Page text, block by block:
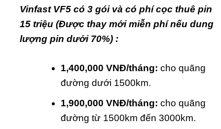
Vinfast VF5 có 3 gói và có phí cọc thuê pin
15 triệu (Được thay mới miễn phí nếu dung
lượng pin dưới 70%) :
1,400,000 VNĐ/tháng: cho quãng
đường dưới 1500km.
1,900,000 VNĐ/tháng: cho quãng
đường từ 1500km đến 3000km.